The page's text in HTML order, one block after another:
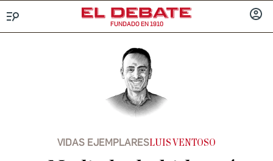
FUNDADO EN 1910
VIDAS EJEMPLARES LUIS VENTOSO